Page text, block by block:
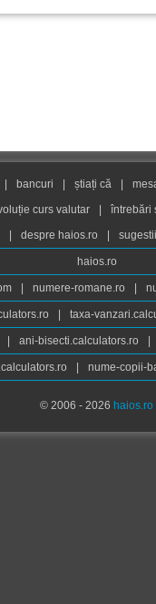
bancuri știați că
curs valutar
întrebări
despre haios.ro
haios.ro
numere-romane.ro
taxa-
ani-bisecti.calculators.ro
nume-copii-
© 2006 - 2026 haios.ro